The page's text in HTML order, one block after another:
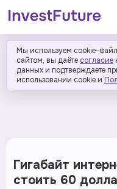
Мы используем cookie-
сайтом, вы даёте согласие
данных и подтверждаете
использовании cookie и
Гигабайт
стоить 60